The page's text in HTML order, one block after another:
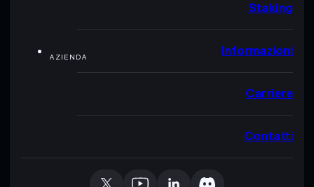
Staking
AZIENDA Informazioni
Carriere
Contatti